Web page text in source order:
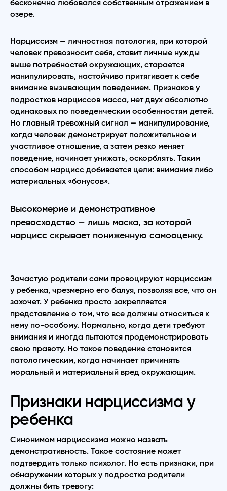
бесконечно любовался собственным отражением в
озере.
Нарциссизм — личностная патология, при которой
человек превозносит себя, ставит личные нужды
выше потребностей окружающих, старается
манипулировать, настойчиво притягивает к себе
внимание вызывающим поведением. Признаков у
подростков нарциссов масса, нет двух абсолютно
одинаковых по поведенческим особенностям детей.
Но главный тревожный сигнал — манипулирование,
когда человек демонстрирует положительное и
участливое отношение, а затем резко меняет
поведение, начинает унижать, оскорблять. Таким
способом нарцисс добивается цели: внимания либо
материальных «бонусов».
Высокомерие и демонстративное
превосходство — лишь маска, за которой
нарцисс скрывает пониженную самооценку.
Зачастую родители сами провоцируют нарциссизм
у ребенка, чрезмерно его балуя, позволяя все, что он
захочет. У ребенка просто закрепляется
представление о том, что все должны относиться к
нему по-особому. Нормально, когда дети требуют
внимания и иногда пытаются продемонстрировать
свою правоту. Но такое поведение становится
патологическим, когда начинает причинять
моральный и материальный вред окружающим.
Признаки нарциссизма у
ребенка
Синонимом нарциссизма можно назвать
демонстративность. Такое состояние может
подтвердить только психолог. Но есть признаки, при
обнаружении которых у подростка родители
должны бить тревогу: